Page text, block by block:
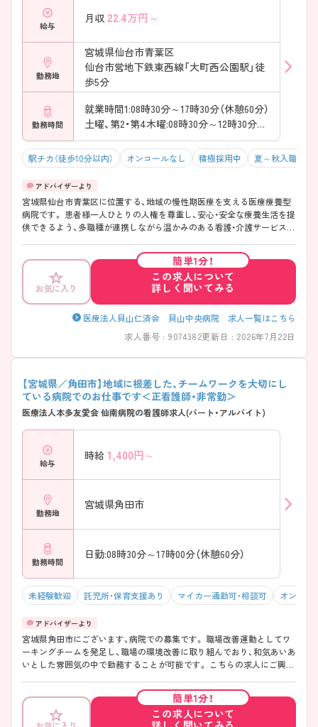
給与
月収 22.4万円～
勤務地
宮城県仙台市青葉区
仙台市営地下鉄東西線「大町西公園駅」徒
歩5分
勤務時間
就業時間1:08時30分～17時30分（休憩60分）
土曜、第2・第4木曜:08時30分～12時30分（休憩0分）
駅チカ（徒歩10分以内） オンコールなし 積極採用中 夏～秋入職可
宮城県仙台市青葉区に位置する、地域の慢性期医療を支える医療療養型
病院です。 患者様一人ひとりの人権を尊重し、安心・安全な療養生活を提
供できるよう、多職種が連携しながら温かみのある看護・介護サービスの
ており、チームワークを大切にした働きやすい環境が魅力です。 社会保
険完備など福利厚生も整っており、地域医療に貢献しながら長くご活躍
いただけます！ 詳細等お気軽にアドバイザーにお問い合わせください♪
お気に入り
簡単1分！
この求人について
詳しく聞いてみる
医療法人貝山仁済会 貝山中央病院 求人一覧はこちら
求人番号 : 9074382更新日 : 2026年7月22日
【宮城県／角田市】地域に根差した、チームワークを大切にし
ている病院でのお仕事です＜正看護師・非常勤＞
医療法人本多友愛会 仙南病院の看護師求人(パート・アルバイト)
給与
時給 1,400円～
勤務地
宮城県角田市
勤務時間
日勤:08時30分～17時00分（休憩60分）
未経験歓迎 託児所・保育支援あり マイカー通勤可・相談可 オンコー
宮城県角田市にございます、病院での募集です。 職場改善運動としてワ
ーキングチームを発足し、職場の環境改善に取り組んでおり、和気あいあ
いとした雰囲気の中で勤務することが可能です。 こちらの求人にご興味
簡単1分！
この求人について